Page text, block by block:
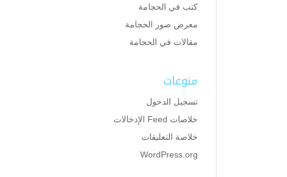
كتب في الحجامة
معرض صور الحجامة
مقالات في الحجامة
منوعات
تسجيل الدخول
خلاصات Feed الإدخالات
خلاصة التعليقات
WordPress.org